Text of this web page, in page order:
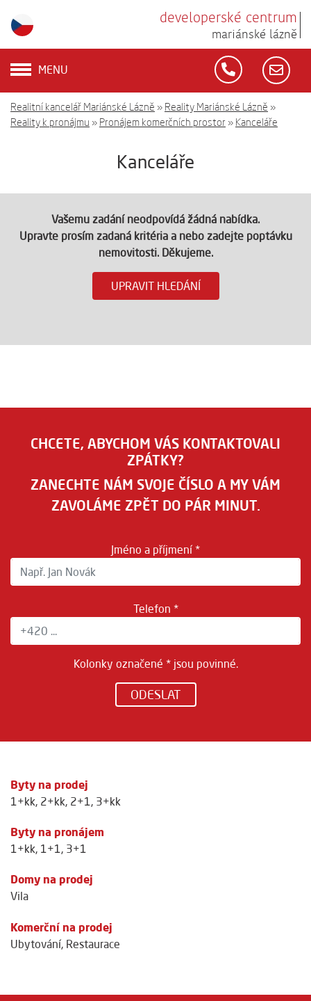
developerské centrum
mariánské lázně
MENU
Realitní kancelář Mariánské Lázně » Reality Mariánské Lázně »
Reality k pronájmu » Pronájem komerčních prostor » Kanceláře
Kanceláře
Vašemu zadání neodpovídá žádná nabídka.
Upravte prosím zadaná kritéria a nebo zadejte poptávku
nemovitosti. Děkujeme.
UPRAVIT HLEDÁNÍ
CHCETE, ABYCHOM VÁS KONTAKTOVALI
ZPÁTKY?
ZANECHTE NÁM SVOJE ČÍSLO A MY VÁM
ZAVOLÁME ZPĚT DO PÁR MINUT.
Jméno a příjmení *
Telefon *
Kolonky označené * jsou povinné.
ODESLAT
Byty na prodej
1+kk, 2+kk, 2+1, 3+kk
Byty na pronájem
1+kk, 1+1, 3+1
Domy na prodej
Vila
Komerční na prodej
Ubytování, Restaurace